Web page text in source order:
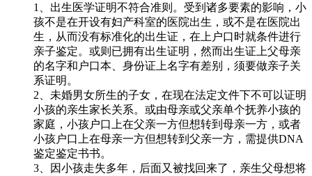
1、出生医学证明不符合准则。受到诸多要素的影响，小
孩不是在开设有妇产科室的医院出生，或不是在医院出
生，从而没有标准化的出生证，在上户口时就条件进行
亲子鉴定。或则已拥有出生证明，然而出生证上父母亲
的名字和户口本、身份证上名字有差别，须要做亲子关
系证明。
2、未婚男女所生的子女，在现在法定文件下不可以证明
小孩的亲生家长关系。或由母亲或父亲单个抚养小孩的
家庭，小孩户口上在父亲一方但想转到母亲一方，或者
小孩户口上在母亲一方但想转到父亲一方，需提供DNA
鉴定鉴定书书。
3、因小孩走失多年，后面又被找回来了，亲生父母想将